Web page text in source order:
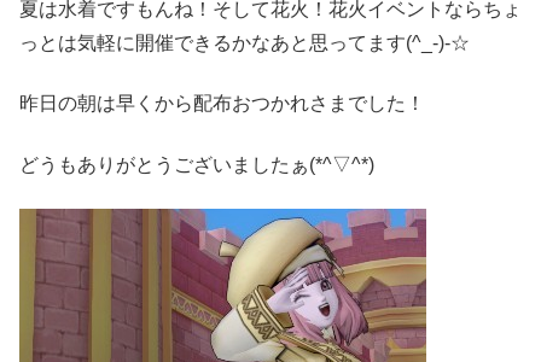
夏は水着ですもんね！そして花火！花火イベントならちょ
っとは気軽に開催できるかなあと思ってます(^_-)-☆
昨日の朝は早くから配布おつかれさまでした！
どうもありがとうございましたぁ(*^▽^*)